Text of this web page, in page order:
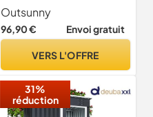
97L x 150H cm Vert
Outsunny
96,90 € Envoi gratuit
VERS L'OFFRE
31%
réduction